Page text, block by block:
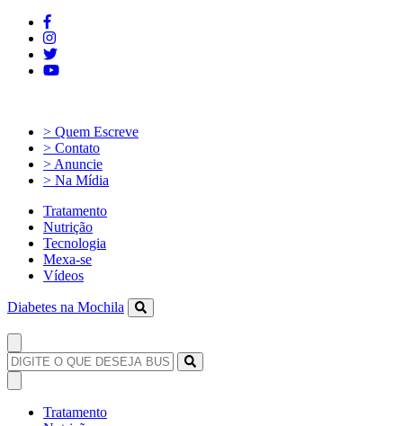
> Quem Escreve
> Contato
> Anuncie
> Na Mídia
Tratamento
Nutrição
Tecnologia
Mexa-se
Vídeos
Diabetes na Mochila
Tratamento